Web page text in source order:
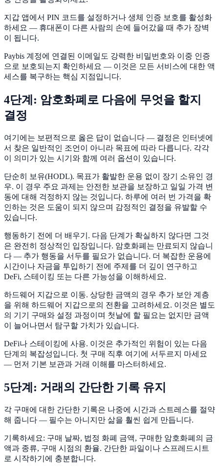
지갑 앱에서 PIN 코드를 설정하거나 생체 인증 보호를 활성화
하세요 — 휴대폰이 다른 사람의 손에 들어갔을 때 추가 장벽
이 됩니다.
Paybis 계정에 연결된 이메일도 강력한 비밀번호와 이중 인증
으로 보호되는지 확인하세요 — 이것은 모든 서비스에 대한 액
세스를 복구하는 핵심 지점입니다.
4단계: 암호화폐로 다음에 무엇을 할지
결정
여기에는 보편적으로 옳은 답이 없습니다 — 결정은 인터넷에
서 찾은 일반적인 조언이 아니라 목표에 따라 다릅니다. 각각
이 의미가 있는 시기와 함께 여러 옵션이 있습니다.
단순히 보유(HODL). 목표가 활발한 운용 없이 장기 소유인 경
우. 이 경우 주요 과제는 안전한 보관을 보장하고 일일 가격 변
동에 대해 걱정하지 않는 것입니다. 하루에 여러 번 가격을 확
인하는 것은 도움이 되지 않으며 감정적인 결정을 유발할 수
있습니다.
행동하기 전에 더 배우기. 다음 단계가 확실하지 않다면 그것
은 완전히 정상적인 입장입니다. 암호화폐는 만료되지 않습니
다 — 추가 행동을 서두를 필요가 없습니다. 더 복잡한 운용에
시간이나 자금을 투입하기 전에 주제를 더 깊이 연구하고
DeFi, 스테이킹 또는 다른 가능성을 이해하세요.
하드웨어 지갑으로 이동. 상당한 금액의 경우 추가 보안 계층
을 위해 하드웨어 지갑으로의 전환을 고려하세요. 이것은 별도
의 기기 구매와 설정 과정이며 첫날에 할 필요는 없지만 금액
이 늘어나면서 탐구할 가치가 있습니다.
DeFi나 스테이킹에 사용. 이것은 추가적인 위험이 있는 다음
단계의 복잡성입니다. 첫 구매 직후 여기에 서두르지 마세요
— 먼저 기본 보관과 거래 이해를 마스터하세요.
5단계: 거래의 간단한 기록 유지
각 구매에 대한 간단한 기록은 나중에 시간과 스트레스를 절약
해 줍니다 — 필수는 아니지만 삶을 훨씬 쉽게 만듭니다.
기록하세요: 구매 날짜, 법정 화폐 금액, 구매한 암호화폐의 금
액과 종류, 구매 시점의 환율. 간단한 파일이나 스프레드시트
로 시작하기에 충분합니다.